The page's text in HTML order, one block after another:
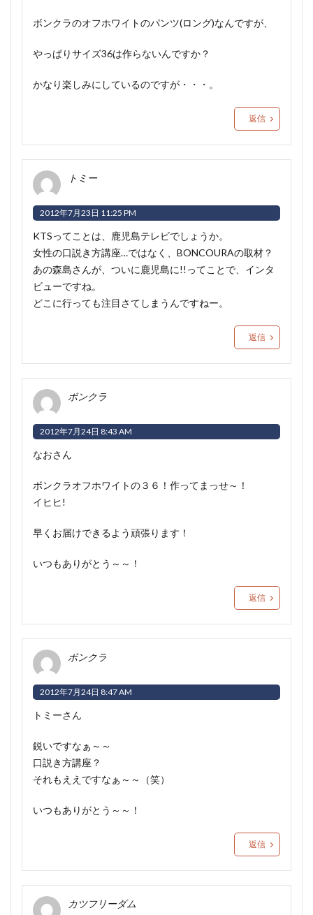
ボンクラのオフホワイトのパンツ(ロング)なんですが、
やっぱりサイズ36は作らないんですか？
かなり楽しみにしているのですが・・・。
返信
トミー
2012年7月23日 11:25 PM
KTSってことは、鹿児島テレビでしょうか。
女性の口説き方講座…ではなく、BONCOURAの取材？
あの森島さんが、ついに鹿児島に!!ってことで、インタ
ビューですね。
どこに行っても注目さてしまうんですねー。
返信
ボンクラ
2012年7月24日 8:43 AM
なおさん
ボンクラオフホワイトの３６！作ってまっせ～！
イヒヒ!
早くお届けできるよう頑張ります！
いつもありがとう～～！
返信
ボンクラ
2012年7月24日 8:47 AM
トミーさん
鋭いですなぁ～～
口説き方講座？
それもええですなぁ～～（笑）
いつもありがとう～～！
返信
カツフリーダム